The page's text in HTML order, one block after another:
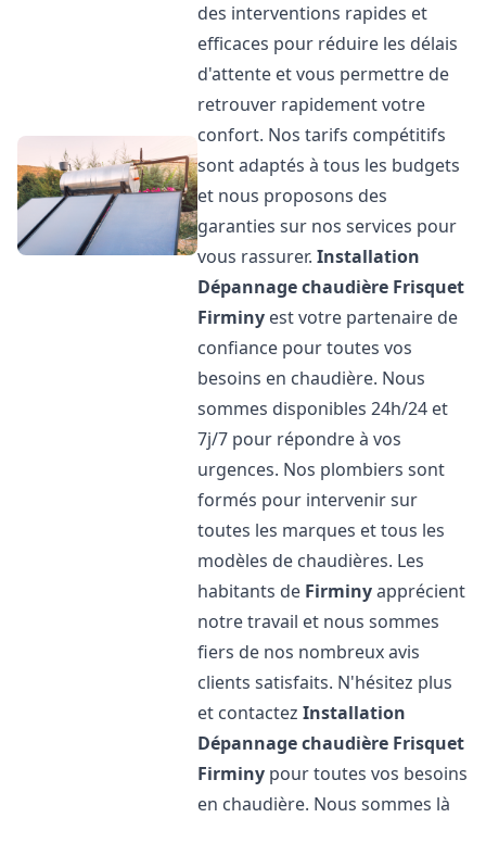
des interventions rapides et
efficaces pour réduire les délais
d'attente et vous permettre de
retrouver rapidement votre
confort. Nos tarifs compétitifs
sont adaptés à tous les budgets
et nous proposons des
garanties sur nos services pour
vous rassurer.Installation
Dépannage chaudière Frisquet
Firminy est votre partenaire de
confiance pour toutes vos
besoins en chaudière. Nous
sommes disponibles 24h/24 et
7j/7 pour répondre à vos
urgences. Nos plombiers sont
formés pour intervenir sur
toutes les marques et tous les
modèles de chaudières. Les
habitants de Firminyapprécient
notre travail et nous sommes
fiers de nos nombreux avis
clients satisfaits. N'hésitez plus
et contactezInstallation
Dépannage chaudière Frisquet
Firminy pour toutes vos besoins
en chaudière. Nous sommes là